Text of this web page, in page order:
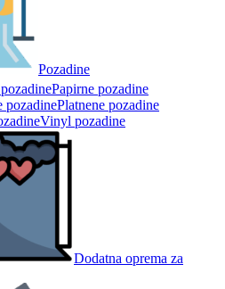
Pozadine
Papirne pozadine
Platnene pozadine
Vinyl pozadine
Dodatna oprema za